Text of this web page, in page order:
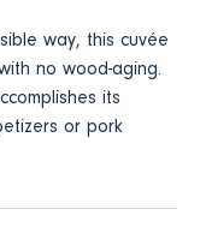
way, this cuvée
no wood-aging.
its
or pork